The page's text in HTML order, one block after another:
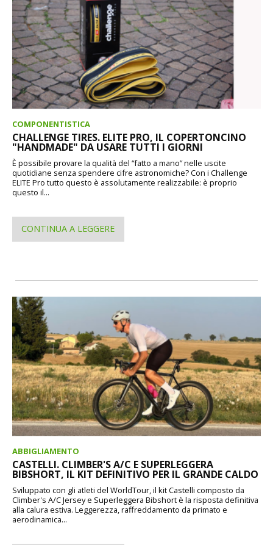
COMPONENTISTICA
CHALLENGE TIRES. ELITE PRO, IL COPERTONCINO
"HANDMADE" DA USARE TUTTI I GIORNI
È possibile provare la qualità del “fatto a mano” nelle uscite
quotidiane senza spendere cifre astronomiche? Con i Challenge
ELITE Pro tutto questo è assolutamente realizzabile: è proprio
questo il...
CONTINUA A LEGGERE
ABBIGLIAMENTO
CASTELLI. CLIMBER'S A/C E SUPERLEGGERA
BIBSHORT, IL KIT DEFINITIVO PER IL GRANDE CALDO
Sviluppato con gli atleti del WorldTour, il kit Castelli composto da
Climber's A/C Jersey e Superleggera Bibshort è la risposta definitiva
alla calura estiva. Leggerezza, raffreddamento da primato e
aerodinamica...